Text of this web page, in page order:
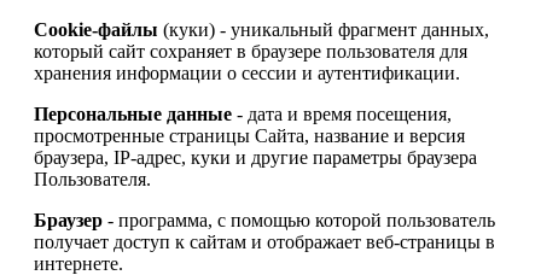
Cookie-файлы (куки) - уникальный фрагмент данных,
который сайт сохраняет в браузере пользователя для
хранения информации о сессии и аутентификации.
Персональные данные - дата и время посещения,
просмотренные страницы Сайта, название и версия
браузера, IP-адрес, куки и другие параметры браузера
Пользователя.
Браузер - программа, с помощью которой пользователь
получает доступ к сайтам и отображает веб-страницы в
интернете.